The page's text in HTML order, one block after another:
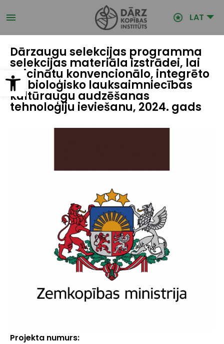
Open toolbar
uz
galveno LAT
Dārzaugu selekcijas programma
selekcijas materiāla izstrādei, lai
veicinātu konvencionālo, integrēto
un bioloģisko lauksaimniecības
kultūraugu audzēšanas
tehnoloģiju ieviešanu, 2024. gads
Projekta numurs